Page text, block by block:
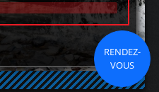
RENDEZ-
VOUS